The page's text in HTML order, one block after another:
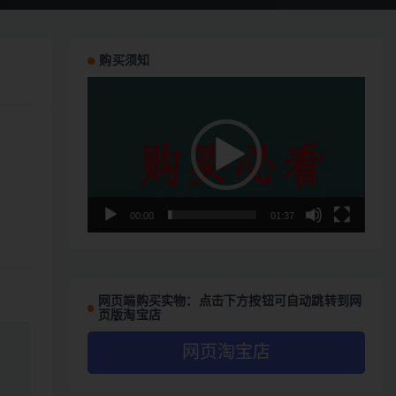
购买须知
00:00 01:37
网页端购买实物：点击下方按钮可自动跳转到网
页版淘宝店
网页淘宝店